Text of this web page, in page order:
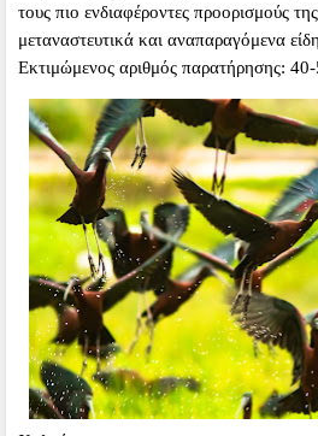
τους πιο ενδιαφέροντες προορισμούς
μεταναστευτικά και αναπαραγόμενα
Εκτιμώμενος αριθμός παρατήρησης: